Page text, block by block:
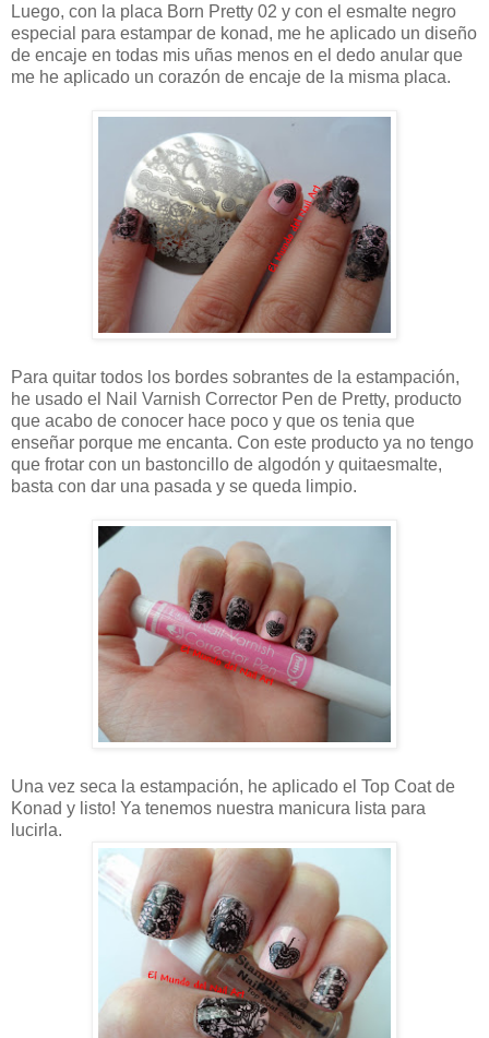
Luego, con la placa Born Pretty 02 y con el esmalte negro
especial para estampar de konad, me he aplicado un diseño
de encaje en todas mis uñas menos en el dedo anular que
me he aplicado un corazón de encaje de la misma placa.
Para quitar todos los bordes sobrantes de la estampación,
he usado el Nail Varnish Corrector Pen de Pretty, producto
que acabo de conocer hace poco y que os tenia que
enseñar porque me encanta. Con este producto ya no tengo
que frotar con un bastoncillo de algodón y quitaesmalte,
basta con dar una pasada y se queda limpio.
Una vez seca la estampación, he aplicado el Top Coat de
Konad y listo! Ya tenemos nuestra manicura lista para
lucirla.